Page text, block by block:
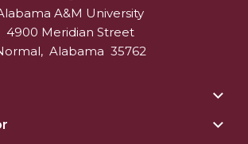
A&M University
4900 Meridian Street
, Alabama 35762